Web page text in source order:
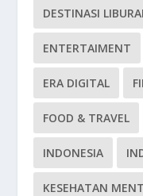
DESTINASI
ENTERTAIMENT
ERA DIGITAL
FOOD & TRAVEL
INDONESIA
KESEHATAN